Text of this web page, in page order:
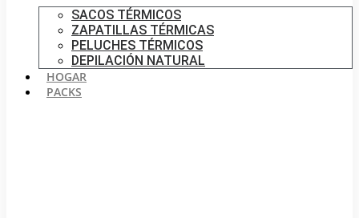
SACOS TÉRMICOS
ZAPATILLAS TÉRMICAS
PELUCHES TÉRMICOS
DEPILACIÓN NATURAL
HOGAR
PACKS